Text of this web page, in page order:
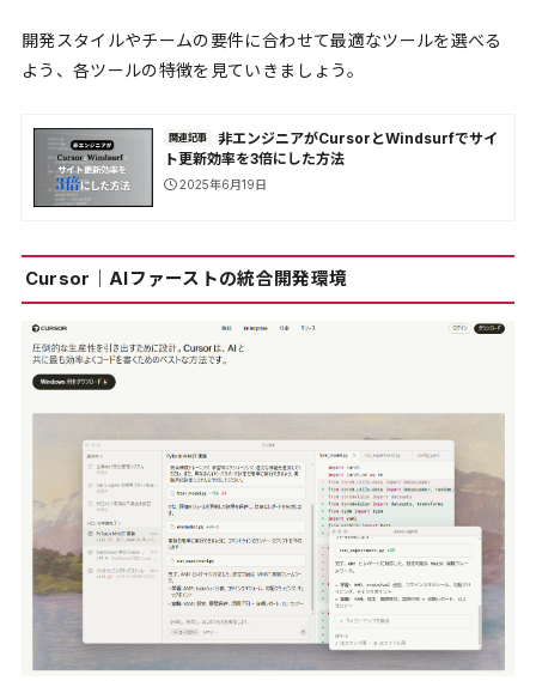
開発スタイルやチームの要件に合わせて最適なツールを選べる
よう、各ツールの特徴を見ていきましょう。
関連記事
非エンジニアがCursorとWindsurfでサイ
ト更新効率を3倍にした方法
2025年6月19日
Cursor｜AIファーストの統合開発環境